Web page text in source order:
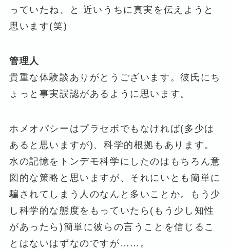
っていたね、と 近いうちに真実を伝えようと
思います(笑)
管理人
貴重な体験談ありがとうございます。彼氏にち
ょっと事実誤認があるように思います。
ホメオパシーはプラセボでもなければ(多少は
あると思いますが)、科学的根拠もあります。
水の記憶をトンデモ科学にしたのはもちろん意
図的な策略と思いますが、それにいとも簡単に
騙されてしまう人のなんと多いことか。もう少
し科学的な態度をもっていたら(もう少し知性
があったら)簡単に彼らの言うことを信じるこ
とはないはずなのですが……。